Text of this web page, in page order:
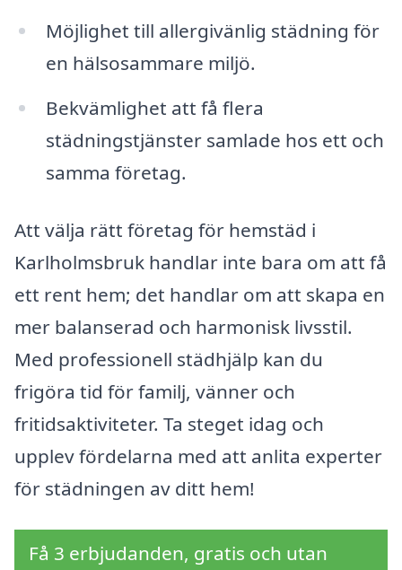
Möjlighet till allergivänlig städning för
en hälsosammare miljö.
Bekvämlighet att få flera
städningstjänster samlade hos ett och
samma företag.
Att välja rätt företag för hemstäd i
Karlholmsbruk handlar inte bara om att få
ett rent hem; det handlar om att skapa en
mer balanserad och harmonisk livsstil.
Med professionell städhjälp kan du
frigöra tid för familj, vänner och
fritidsaktiviteter. Ta steget idag och
upplev fördelarna med att anlita experter
för städningen av ditt hem!
Få 3 erbjudanden, gratis och utan